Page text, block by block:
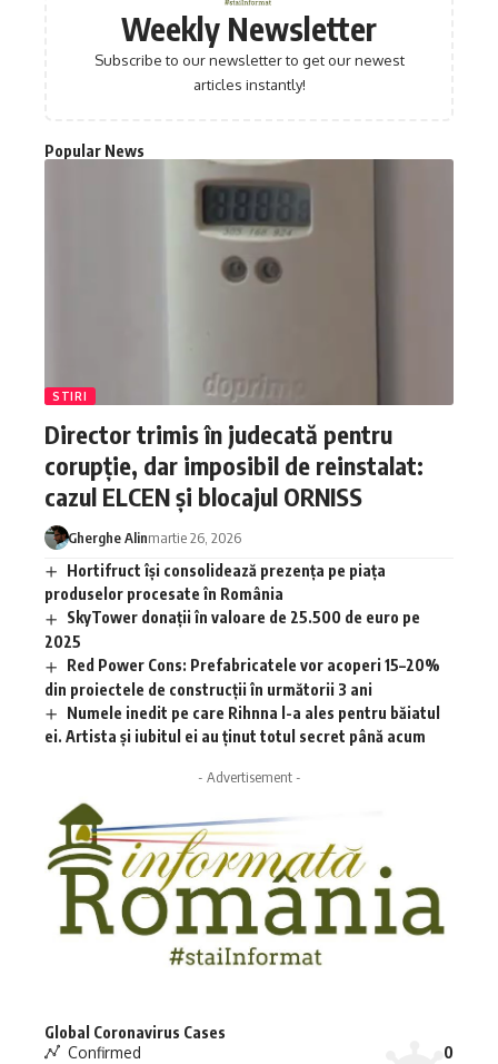
Weekly Newsletter
Subscribe to our newsletter to get our newest
articles instantly!
Popular News
STIRI
Director trimis în judecată pentru
corupție, dar imposibil de reinstalat:
cazul ELCEN și blocajul ORNISS
Gherghe Alinmartie 26, 2026
Hortifruct își consolidează prezența pe piața
produselor procesate în România
SkyTower donații în valoare de 25.500 de euro pe
2025
Red Power Cons: Prefabricatele vor acoperi 15–20%
din proiectele de construcții în următorii 3 ani
Numele inedit pe care Rihnna l-a ales pentru băiatul
ei. Artista și iubitul ei au ținut totul secret până acum
- Advertisement -
Global Coronavirus Cases
Confirmed
0